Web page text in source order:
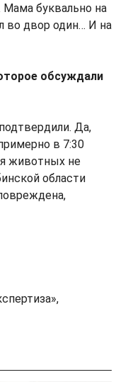
Мама буквально на
во двор один… И на
обсуждали
Да,
в 7:30
животных не
области